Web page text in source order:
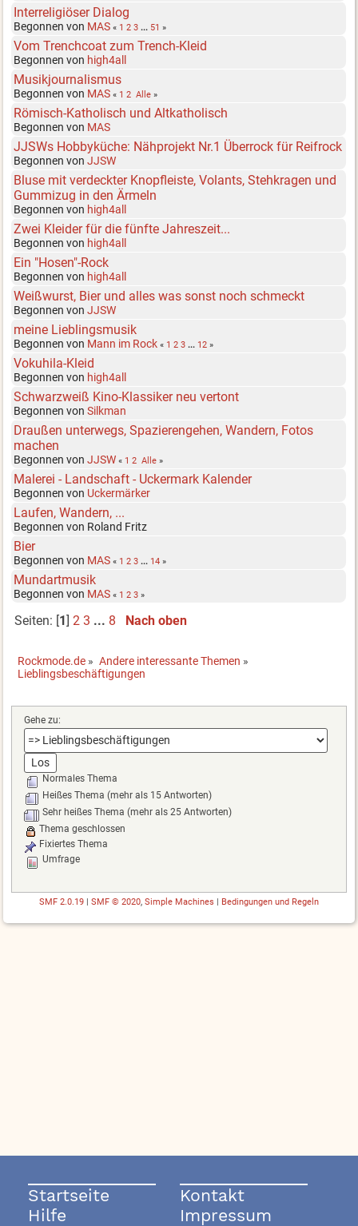
Interreligiöser Dialog
Begonnen von MAS « 1 2 3 ... 51 »
Vom Trenchcoat zum Trench-Kleid
Begonnen von high4all
Musikjournalismus
Begonnen von MAS « 1 2 Alle »
Römisch-Katholisch und Altkatholisch
Begonnen von MAS
JJSWs Hobbyküche: Nähprojekt Nr.1 Überrock für Reifrock
Begonnen vonJJSW
Bluse mit verdeckter Knopfleiste, Volants, Stehkragen und
Gummizug in den Ärmeln
Begonnen von high4all
Zwei Kleider für die fünfte Jahreszeit...
Begonnen von high4all
Ein "Hosen"-Rock
Begonnen von high4all
Weißwurst, Bier und alles was sonst noch schmeckt
Begonnen vonJJSW
meine Lieblingsmusik
Begonnen von Mann im Rock « 1 2 3 ... 12 »
Vokuhila-Kleid
Begonnen von high4all
Schwarzweiß Kino-Klassiker neu vertont
Begonnen vonSilkman
Draußen unterwegs, Spazierengehen, Wandern, Fotos
machen
Begonnen vonJJSW « 1 2 Alle »
Malerei - Landschaft - Uckermark Kalender
Begonnen von Uckermärker
Laufen, Wandern, ...
Begonnen von Roland Fritz
Bier
Begonnen von MAS « 1 2 3 ... 14 »
Mundartmusik
Begonnen von MAS « 1 2 3 »
Seiten: [1] 2 3 ... 8 Nach oben
Rockmode.de » Andere interessante Themen »
Lieblingsbeschäftigungen
Gehe zu:
Normales Thema
Heißes Thema (mehr als 15 Antworten)
Sehr heißes Thema (mehr als 25 Antworten)
Thema geschlossen
Fixiertes Thema
Umfrage
SMF 2.0.19 | SMF © 2020, Simple Machines | Bedingungen und Regeln
Startseite
Hilfe
Kontakt
Impressum